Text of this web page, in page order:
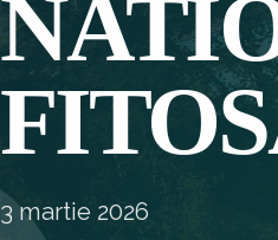
3 martie 2026